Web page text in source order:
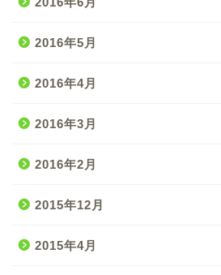
2016年5月
2016年4月
2016年3月
2016年2月
2015年12月
2015年4月